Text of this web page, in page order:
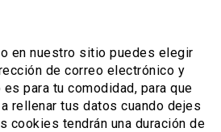
en nuestro sitio puedes elegir
de correo electrónico y
para tu comodidad, para que
rellenar tus datos cuando dejes
cookies tendrán una duración de